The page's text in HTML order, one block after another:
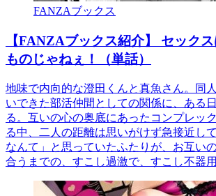
FANZAブックス
【FANZAブックス紹介】 セック
ものじゃねぇ！（単話）
地味で内向的な澄田くんと真魚さん。同
いできた部活仲間としての関係に、ある
る。互いの心の奥底にあったコンプレッ
る中、二人の距離は思いがけず急接近し
なんて」と思っていたふたりが、お互い
合うまでの、すこし過激で、すこし不器